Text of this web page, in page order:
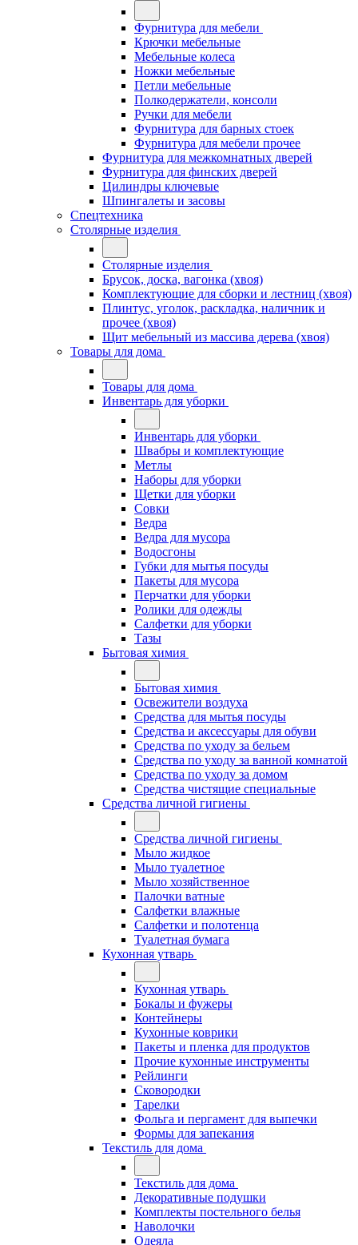
Фурнитура для мебели
Крючки мебельные
Мебельные колеса
Ножки мебельные
Петли мебельные
Полкодержатели, консоли
Ручки для мебели
Фурнитура для барных стоек
Фурнитура для мебели прочее
Фурнитура для межкомнатных дверей
Фурнитура для финских дверей
Цилиндры ключевые
Шпингалеты и засовы
Спецтехника
Столярные изделия
Столярные изделия
Брусок, доска, вагонка (хвоя)
Комплектующие для сборки и лестниц (хвоя)
Плинтус, уголок, раскладка, наличник и
прочее (хвоя)
Щит мебельный из массива дерева (хвоя)
Товары для дома
Товары для дома
Инвентарь для уборки
Инвентарь для уборки
Швабры и комплектующие
Метлы
Наборы для уборки
Щетки для уборки
Совки
Ведра
Ведра для мусора
Водосгоны
Губки для мытья посуды
Пакеты для мусора
Перчатки для уборки
Ролики для одежды
Салфетки для уборки
Тазы
Бытовая химия
Бытовая химия
Освежители воздуха
Средства для мытья посуды
Средства и аксессуары для обуви
Средства по уходу за бельем
Средства по уходу за ванной комнатой
Средства по уходу за домом
Средства чистящие специальные
Средства личной гигиены
Средства личной гигиены
Мыло жидкое
Мыло туалетное
Мыло хозяйственное
Палочки ватные
Салфетки влажные
Салфетки и полотенца
Туалетная бумага
Кухонная утварь
Кухонная утварь
Бокалы и фужеры
Контейнеры
Кухонные коврики
Пакеты и пленка для продуктов
Прочие кухонные инструменты
Рейлинги
Сковородки
Тарелки
Фольга и пергамент для выпечки
Формы для запекания
Текстиль для дома
Текстиль для дома
Декоративные подушки
Комплекты постельного белья
Наволочки
Одеяла